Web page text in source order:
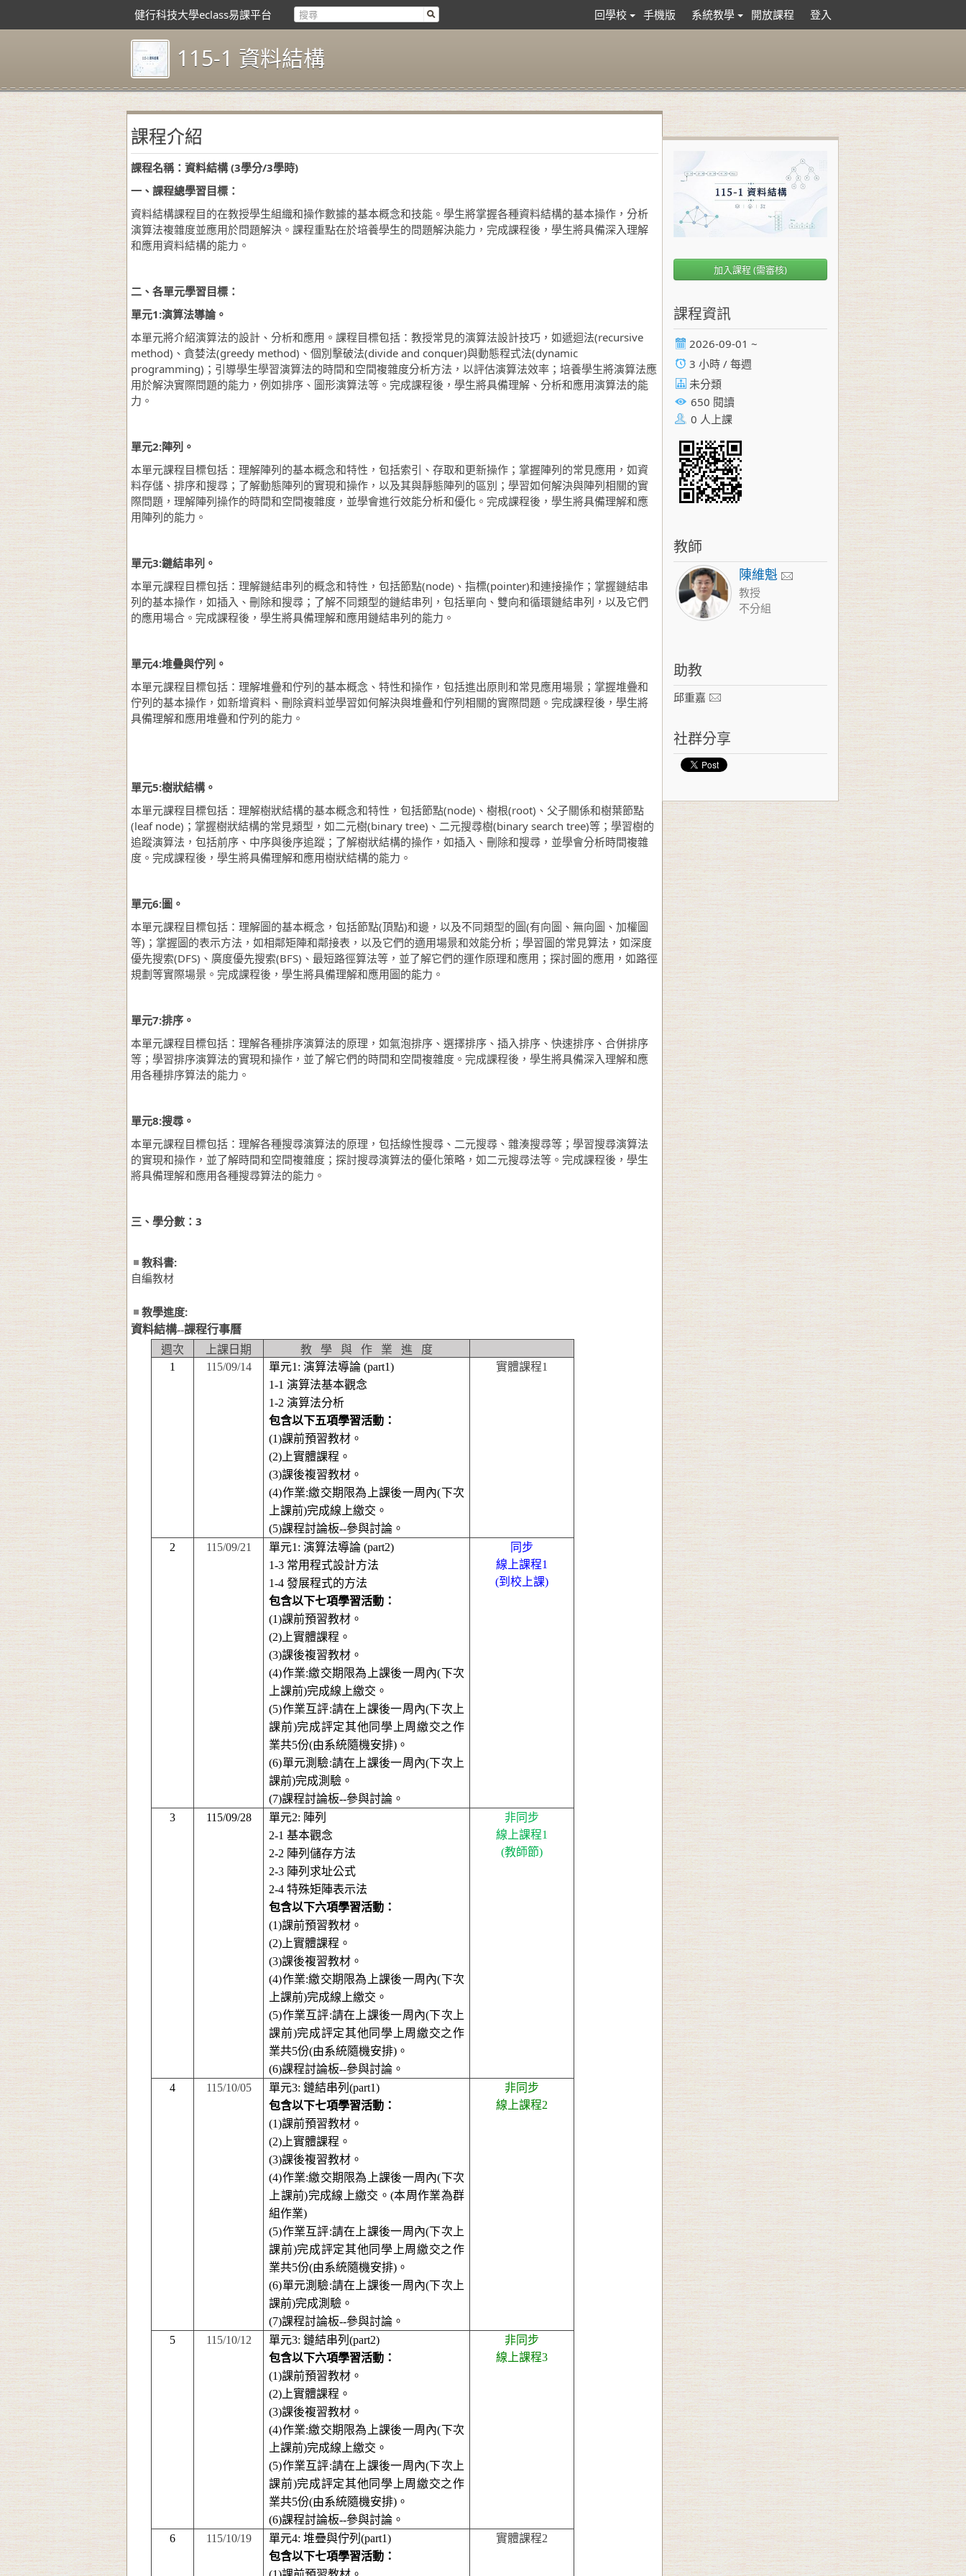
健行科技大學eclass易課平台 登入
回學校 手機版 系統教學 開放課程
115-1 資料結構
課程介紹
課程名稱： 資料結構(3學分/3學時)
一 、 課程總學習目標：
資料結構課程目的在教授學生組織和操作數據的基本概念和技能。學生將掌握各種資料結構的基本操作，分析
演算法複雜度並應用於問題解決。課程重點在於培養學生的問題解決能力，完成課程後，學生將具備深入理解
和應用資料結構的能力。
二 、 各單元學習目標：
單元1:演算法導論。
本單元將介紹演算法的設計、分析和應用。課程目標包括：教授常見的演算法設計技巧，如遞迴法(recursive
method)、貪婪法(greedy method)、個別擊破法(divide and conquer)與動態程式法(dynamic
programming)；引導學生學習演算法的時間和空間複雜度分析方法，以評估演算法效率；培養學生將演算法應
用於解決實際問題的能力，例如排序、圖形演算法等。完成課程後，學生將具備理解、分析和應用演算法的能
力。
單元2:陣列。
本單元課程目標包括：理解陣列的基本概念和特性，包括索引、存取和更新操作；掌握陣列的常見應用，如資
料存儲、排序和搜尋；了解動態陣列的實現和操作，以及其與靜態陣列的區別；學習如何解決與陣列相關的實
際問題，理解陣列操作的時間和空間複雜度，並學會進行效能分析和優化。完成課程後，學生將具備理解和應
用陣列的能力。
單元3:鏈結串列。
本單元課程目標包括：理解鏈結串列的概念和特性，包括節點(node)、指標(pointer)和連接操作；掌握鏈結串
列的基本操作，如插入、刪除和搜尋；了解不同類型的鏈結串列，包括單向、雙向和循環鏈結串列，以及它們
的應用場合。完成課程後，學生將具備理解和應用鏈結串列的能力。
單元4:堆疊與佇列。
本單元課程目標包括：理解堆疊和佇列的基本概念、特性和操作，包括進出原則和常見應用場景；掌握堆疊和
佇列的基本操作，如新增資料、刪除資料並學習如何解決與堆疊和佇列相關的實際問題。完成課程後，學生將
具備理解和應用堆疊和佇列的能力。
單元5:樹狀結構。
本單元課程目標包括：理解樹狀結構的基本概念和特性，包括節點(node)、樹根(root)、父子關係和樹葉節點
(leaf node)；掌握樹狀結構的常見類型，如二元樹(binary tree)、二元搜尋樹(binary search tree)等；學習樹的
追蹤演算法，包括前序、中序與後序追蹤；了解樹狀結構的操作，如插入、刪除和搜尋，並學會分析時間複雜
度。完成課程後，學生將具備理解和應用樹狀結構的能力。
單元6:圖。
本單元課程目標包括：理解圖的基本概念，包括節點(頂點)和邊，以及不同類型的圖(有向圖、無向圖、加權圖
等)；掌握圖的表示方法，如相鄰矩陣和鄰接表，以及它們的適用場景和效能分析；學習圖的常見算法，如深度
優先搜索(DFS)、廣度優先搜索(BFS)、最短路徑算法等，並了解它們的運作原理和應用；探討圖的應用，如路徑
規劃等實際場景。完成課程後，學生將具備理解和應用圖的能力。
單元7:排序。
本單元課程目標包括：理解各種排序演算法的原理，如氣泡排序、選擇排序、插入排序、快速排序、合併排序
等；學習排序演算法的實現和操作，並了解它們的時間和空間複雜度。完成課程後，學生將具備深入理解和應
用各種排序算法的能力。
單元8:搜尋。
本單元課程目標包括：理解各種搜尋演算法的原理，包括線性搜尋、二元搜尋、雜湊搜尋等；學習搜尋演算法
的實現和操作，並了解時間和空間複雜度；探討搜尋演算法的優化策略，如二元搜尋法等。完成課程後，學生
將具備理解和應用各種搜尋算法的能力。
三、學分數： 3
教科書:
自編教材
教學進度:
資料結構--課程行事曆
週次
上課日期 教 學 與 作 業 進
度
1
115/09/14
單元1: 演算法導論 (part1)
1-1演算法基本觀念
1-2演算法分析
包含以下五項學習活動：
(1)課前預習教材 。
(2) 上實體課程 。
(3)課後複習教材 。
(4)作業:繳交期限為上課後一周內(下次
上課前)完成線上繳交。
(5)課程討論板--參與討論 。
實體課程1
2 115/09/21
單元1: 演算法導論 (part2)
1-3 常用程式設計方法
1-4發展程式的方法
包含以下七項學習活動 ：
(1)課前預習教材 。
(2) 上實體課程 。
(3)課後複習教材 。
(4)作業:繳交期限為上課後一周內(下次
上課前)完成線上繳交 。
(5)作業互評:請在上課後一周內(下次上
課前)完成評定其他同學上周繳交之作
業共5份(由系統隨機安排) 。
(6)單元測驗:請在上課後一周內(下次上
課前)完成測驗 。
(7)課程討論板--參與討論 。
同步
線上課程1
(到校上課)
3 115/09/28 單元2: 陣列
2-1基本觀念
2-2 陣列儲存方法
2-3 陣列求址公式
2-4特殊矩陣表示法
包含以下六項學習活動 ：
(1)課前預習教材 。
(2) 上實體課程 。
(3)課後複習教材 。
(4)作業:繳交期限為上課後一周內(下次
上課前)完成線上繳交 。
(5)作業互評:請在上課後一周內(下次上
課前)完成評定其他同學上周繳交之作
業共5份(由系統隨機安排) 。
(6)課程討論板--參與討論 。
非同步
線上課程1
(教師節)
4 115/10/05 單元3: 鏈結串列(part1)
包含以下七項學習活動 ：
(1)課前預習教材 。
(2) 上實體課程 。
(3)課後複習教材 。
(4)作業:繳交期限為上課後一周內(下次
上課前)完成線上繳交 。(本周作業為群
組作業)
(5)作業互評:請在上課後一周內(下次上
課前)完成評定其他同學上周繳交之作
業共5份(由系統隨機安排) 。
(6)單元測驗:請在上課後一周內(下次上
課前)完成測驗 。
(7)課程討論板--參與討論 。
非同步
線上課程2
5 115/10/12 單元3: 鏈結串列(part2)
包含以下六項學習活動 ：
(1)課前預習教材 。
(2) 上實體課程 。
(3)課後複習教材 。
(4)作業:繳交期限為上課後一周內(下次
上課前)完成線上繳交 。
(5)作業互評:請在上課後一周內(下次上
課前)完成評定其他同學上周繳交之作
業共5份(由系統隨機安排) 。
(6)課程討論板--參與討論 。
非同步
線上課程3
6 115/10/19 單元4:堆疊與佇列(part1)
包含以下七項學習活動 ：
實體課程2
加入課程 (需審核)
課程資訊
2026-09-01 ~
3 小時 / 每週
未分類
650 閱讀
0 人上課
教師
陳維魁
教授
不分組
助教
邱重嘉
社群分享